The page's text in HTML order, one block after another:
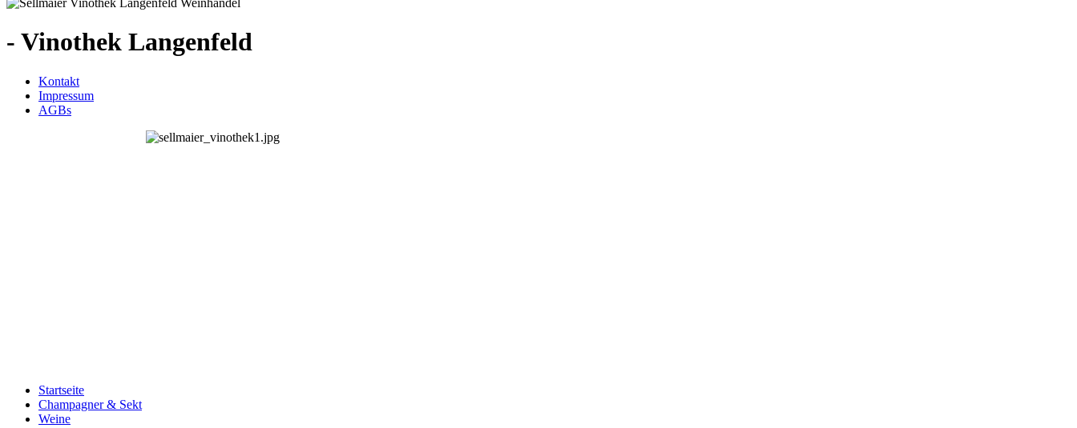
- Vinothek Langenfeld
Kontakt
Impressum
AGBs
Startseite
Champagner & Sekt
Weine